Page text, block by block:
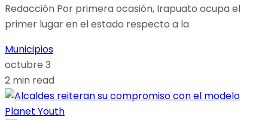
Redacción Por primera ocasión, Irapuato ocupa el
primer lugar en el estado respecto a la
Municipios
octubre 3
2 min read